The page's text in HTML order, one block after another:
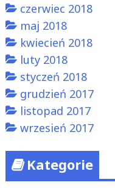
czerwiec 2018
maj 2018
kwiecień 2018
luty 2018
styczeń 2018
grudzień 2017
listopad 2017
wrzesień 2017
Kategorie